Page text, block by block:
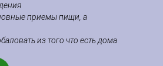
приемы пищи, а
из того что есть дома